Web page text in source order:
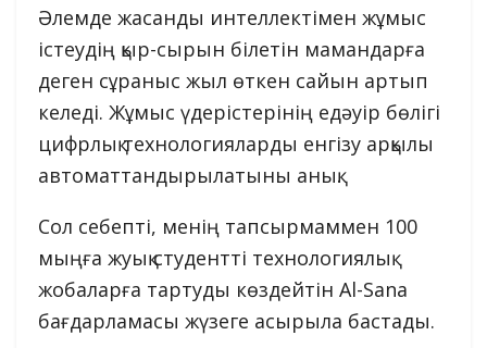
Әлемде жасанды интеллектімен жұмыс
істеудің қыр-сырын білетін мамандарға
деген сұраныс жыл өткен сайын артып
келеді. Жұмыс үдерістерінің едәуір бөлігі
цифрлық технологияларды енгізу арқылы
автоматтандырылатыны анық.
Сол себепті, менің тапсырмаммен 100
мыңға жуық студентті технологиялық
жобаларға тартуды көздейтін Al-Sana
бағдарламасы жүзеге асырыла бастады.